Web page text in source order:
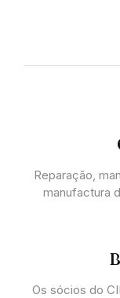
Reparação,
manufactura
Os sócios do